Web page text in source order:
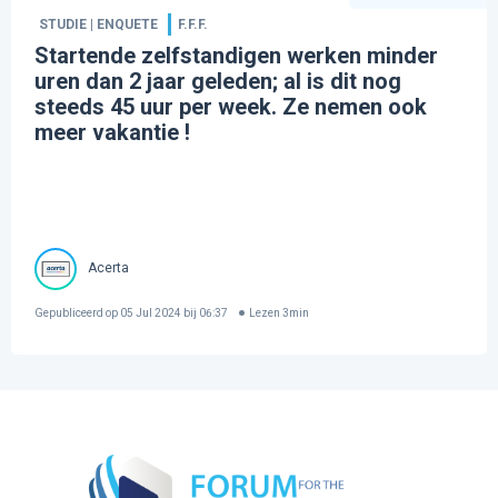
STUDIE | ENQUETE F.F.F.
Startende zelfstandigen werken minder
uren dan 2 jaar geleden; al is dit nog
steeds 45 uur per week. Ze nemen ook
meer vakantie !
Acerta
Gepubliceerd op 05 Jul 2024 bij 06:37 Lezen 3min